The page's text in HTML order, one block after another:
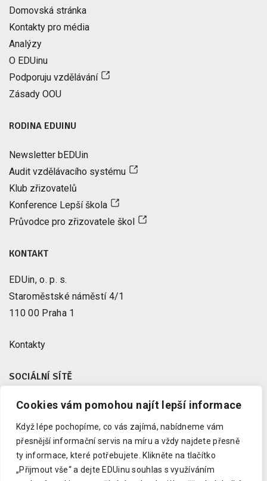
Cookies vám pomohou najít lepší informace
Když lépe pochopíme, co vás zajímá, nabídneme vám
přesnější informační servis na míru a vždy najdete přesně
ty informace, které potřebujete.
Klikněte na tlačítko
„Přijmout vše“ a dejte EDUinu souhlas s využíváním
Domovská stránka
Kontakty pro média
Analýzy
O EDUinu
Podporuju vzdělávání
Zásady OOU
RODINA EDUINU
Newsletter bEDUin
Audit vzdělávacího systému
Klub zřizovatelů
Konference Lepší škola
Průvodce pro zřizovatele škol
KONTAKT
EDUin, o. p. s.
Staroměstské náměstí 4/1
110 00 Praha 1
Kontakty
SOCIÁLNÍ SÍTĚ
Facebook
Instagram
Youtube
LinkedIn